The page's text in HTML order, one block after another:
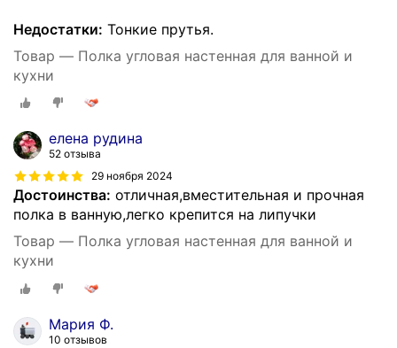
Недостатки: Тонкие прутья.
Товар — Полка угловая настенная для ванной и
кухни
елена рудина
52 отзыва
29 ноября 2024
Достоинства: отличная,вместительная и прочная
полка в ванную,легко крепится на липучки
Товар — Полка угловая настенная для ванной и
кухни
Мария Ф.
10 отзывов